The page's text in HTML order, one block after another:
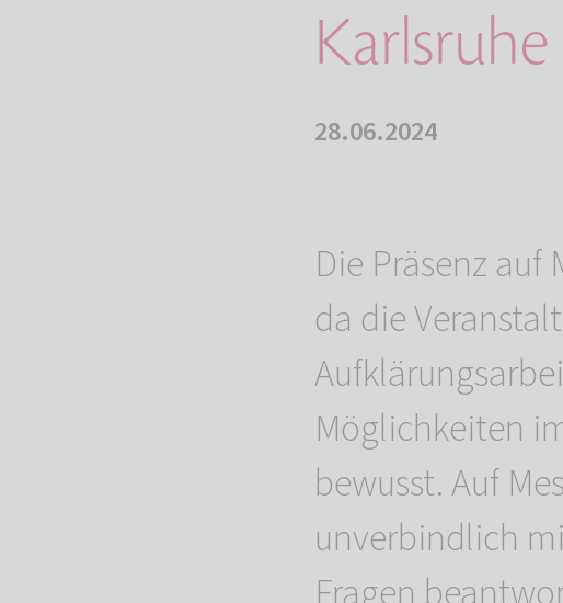
28.06.2024
Die Präsenz
da die
Möglichkeiten
bewusst. Auf
unverbindlich